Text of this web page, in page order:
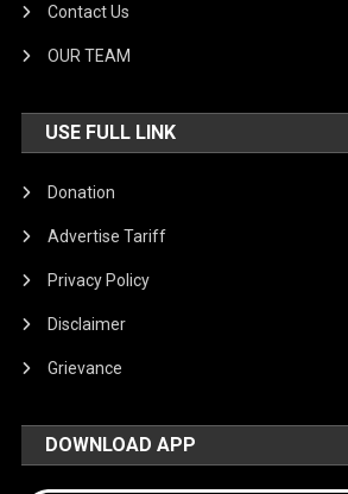
Contact Us
OUR TEAM
USE FULL LINK
Donation
Advertise Tariff
Privacy Policy
Disclaimer
Grievance
DOWNLOAD APP